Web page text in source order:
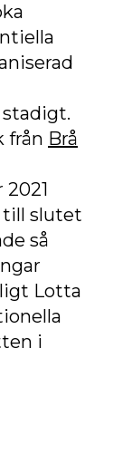
från Brå
till slutet
så
Lotta
i